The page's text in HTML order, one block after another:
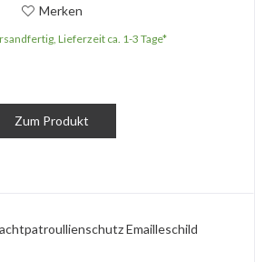
Merken
Lieferzeit ca. 1-3 Tage*
Zum Produkt